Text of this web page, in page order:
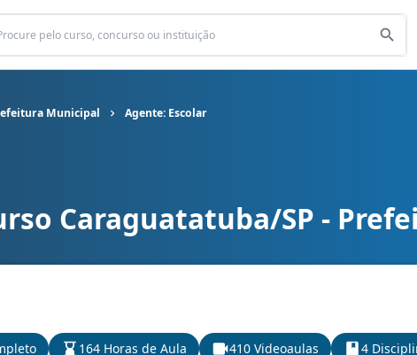
Municipal Agente: Escolar
Municipal cargo Agente: Escolar
Caraguatatuba/SP -
164 Horas de Aula 410 Videoaulas 4